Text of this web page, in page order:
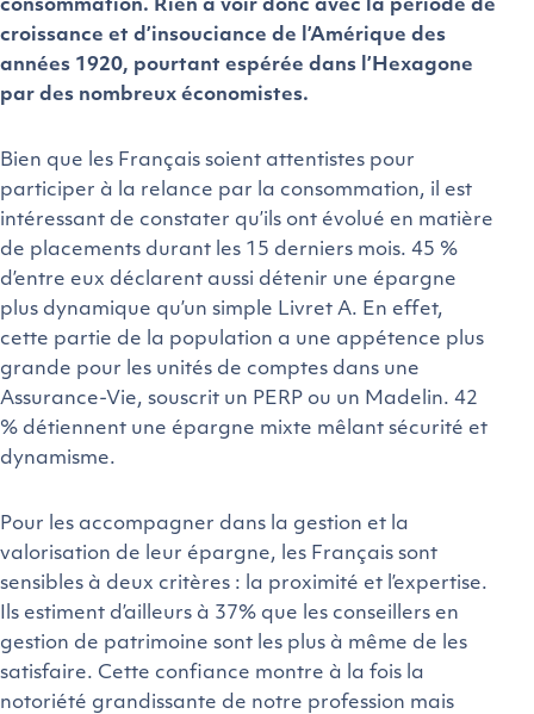
consommation. Rien à voir donc avec la période de
croissance et d’insouciance de l’Amérique des
années 1920, pourtant espérée dans l’Hexagone
par des nombreux économistes.
Bien que les Français soient attentistes pour
participer à la relance par la consommation, il est
intéressant de constater qu’ils ont évolué en matière
de placements durant les 15 derniers mois. 45 %
d’entre eux déclarent aussi détenir une épargne
plus dynamique qu’un simple Livret A. En effet,
cette partie de la population a une appétence plus
grande pour les unités de comptes dans une
Assurance-Vie, souscrit un PERP ou un Madelin. 42
% détiennent une épargne mixte mêlant sécurité et
dynamisme.
Pour les accompagner dans la gestion et la
valorisation de leur épargne, les Français sont
sensibles à deux critères : la proximité et l’expertise.
Ils estiment d’ailleurs à 37% que les conseillers en
gestion de patrimoine sont les plus à même de les
satisfaire. Cette confiance montre à la fois la
notoriété grandissante de notre profession mais